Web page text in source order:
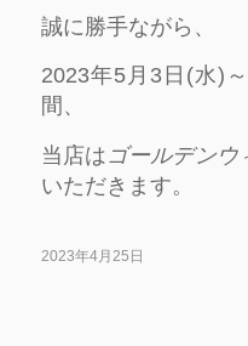
誠に勝手ながら、
2023年5月3日(水)
間、
当店は ゴールデンウ
いただきます。
2023年4月25日